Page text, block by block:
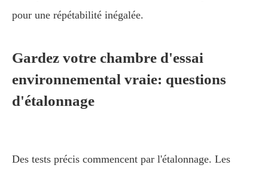
pour une répétabilité inégalée.
Gardez votre chambre d'essai
environnemental vraie: questions
d'étalonnage
Des tests précis commencent par l'étalonnage. Les